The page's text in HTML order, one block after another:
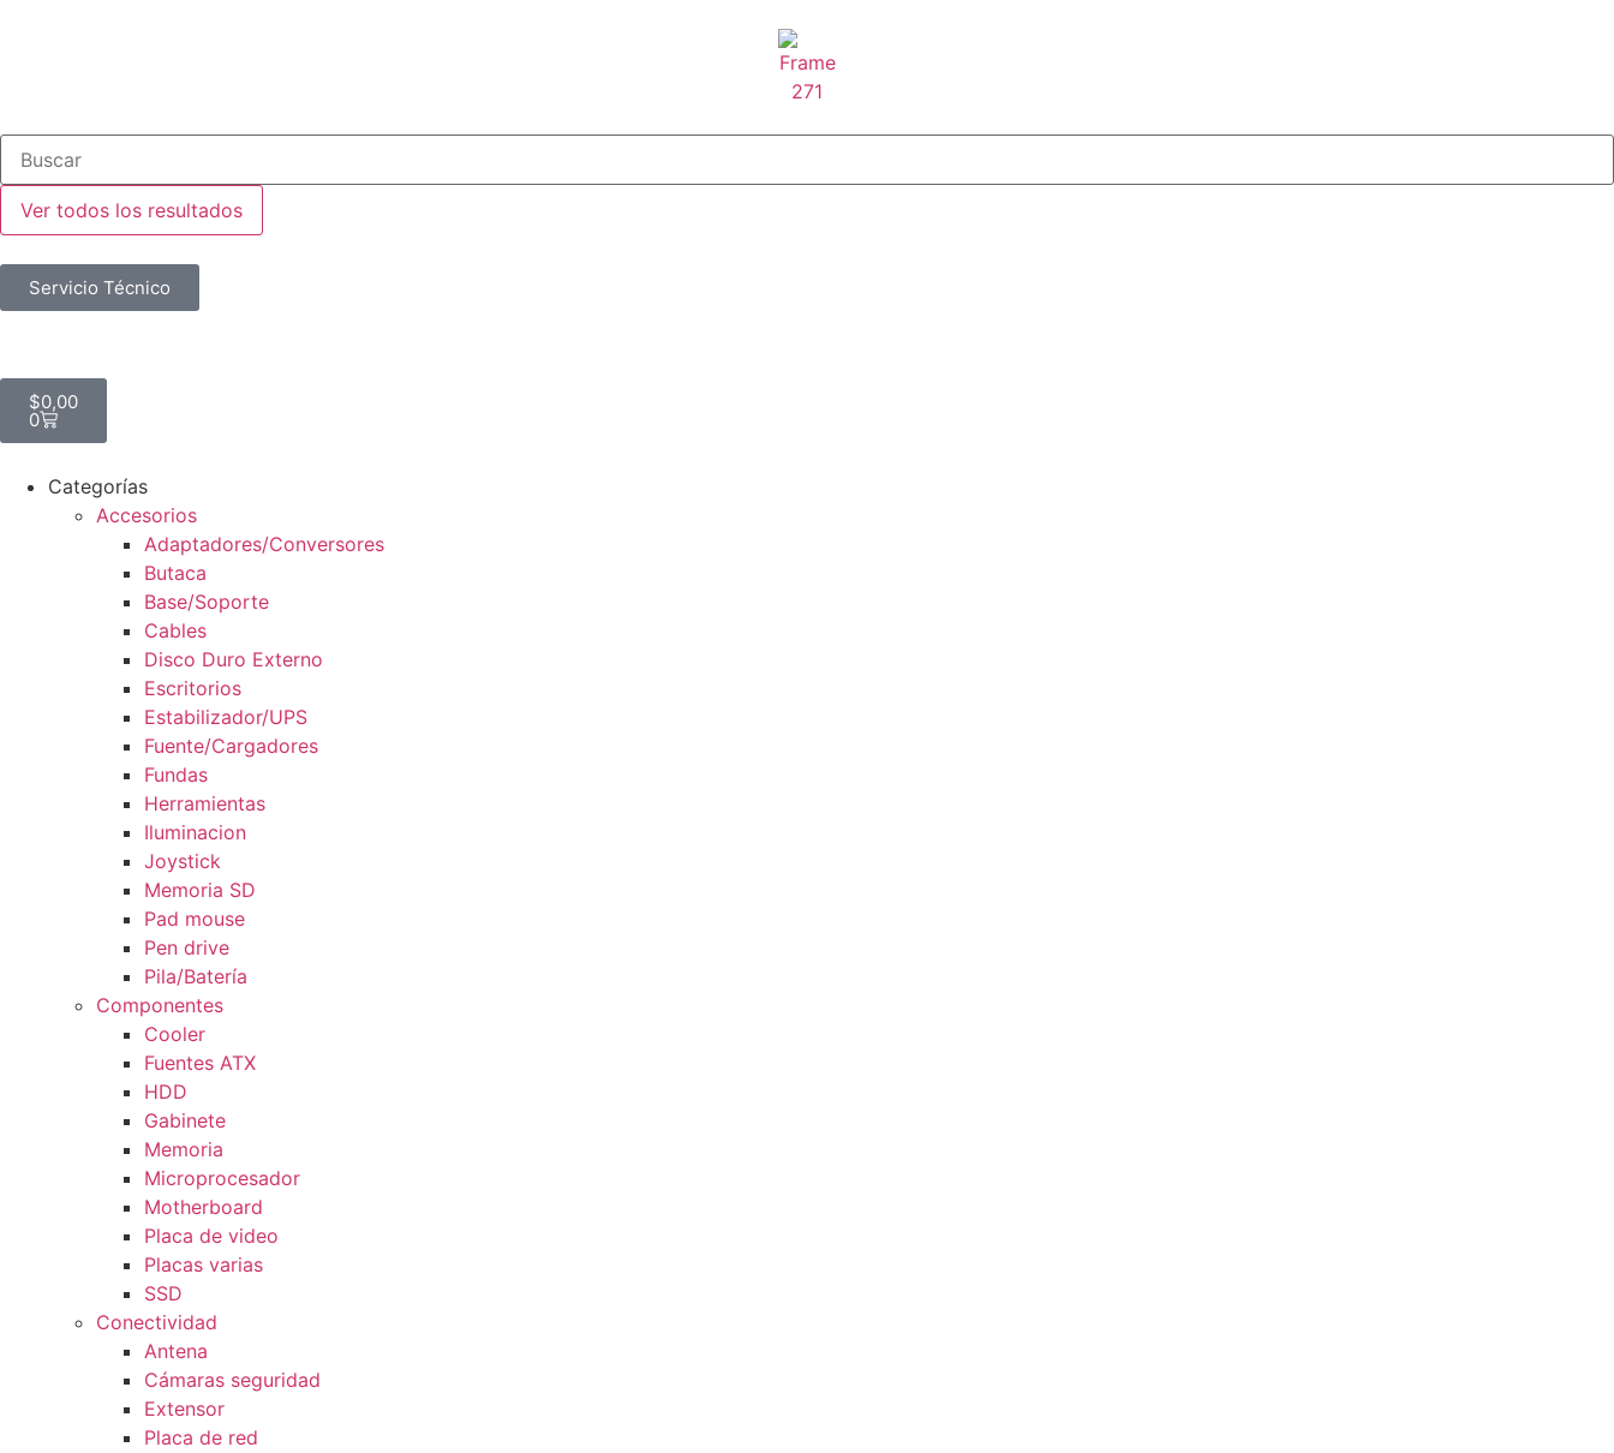
Ver todos los resultados
Servicio Técnico
$0,00
0
Categorías
Accesorios
Adaptadores/Conversores
Butaca
Base/Soporte
Cables
Disco Duro Externo
Escritorios
Estabilizador/UPS
Fuente/Cargadores
Fundas
Herramientas
Iluminacion
Joystick
Memoria SD
Pad mouse
Pen drive
Pila/Batería
Componentes
Cooler
Fuentes ATX
HDD
Gabinete
Memoria
Microprocesador
Motherboard
Placa de video
Placas varias
SSD
Conectividad
Antena
Cámaras seguridad
Extensor
Placa de red